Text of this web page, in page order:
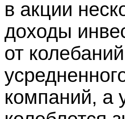
в акции
доходы
от
компаний, а